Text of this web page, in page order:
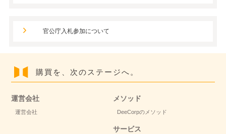
官公庁入札参加について
購買を、次のステージへ。
運営会社
運営会社
メソッド
DeeCorpのメソッド
サービス